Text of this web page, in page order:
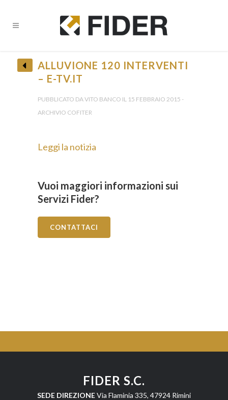
ALLUVIONE 120 INTERVENTI
– E-TV.IT
PUBBLICATO DA VITO BANCO IL 15 FEBBRAIO 2015 -
ARCHIVIO COFITER
Leggi la notizia
Vuoi maggiori informazioni sui
Servizi Fider?
CONTATTACI
FIDER S.C.
SEDE DIREZIONEVia Flaminia 335, 47924 Rimini